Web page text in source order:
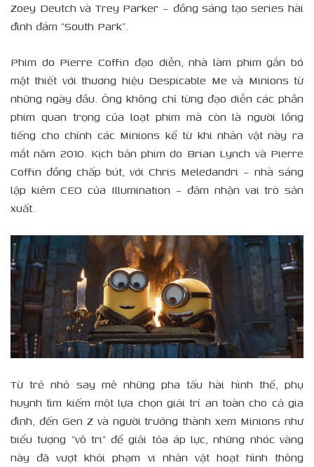
Zoey Deutch và Trey Parker – đồng sáng tạo series hài
đình đám “South Park”.
Phim do Pierre Coffin đạo diễn, nhà làm phim gắn bó
mật thiết với thương hiệu Despicable Me và Minions từ
những ngày đầu. Ông không chỉ từng đạo diễn các phần
phim quan trọng của loạt phim mà còn là người lồng
tiếng cho chính các Minions kể từ khi nhân vật này ra
mắt năm 2010. Kịch bản phim do Brian Lynch và Pierre
Coffin đồng chấp bút, với Chris Meledandri – nhà sáng
lập kiêm CEO của Illumination – đảm nhận vai trò sản
xuất.
Từ trẻ nhỏ say mê những pha tấu hài hình thể, phụ
huynh tìm kiếm một lựa chọn giải trí an toàn cho cả gia
đình, đến Gen Z và người trưởng thành xem Minions như
biểu tượng “vô tri” để giải tỏa áp lực, những nhóc vàng
này đã vượt khỏi phạm vi nhân vật hoạt hình thông